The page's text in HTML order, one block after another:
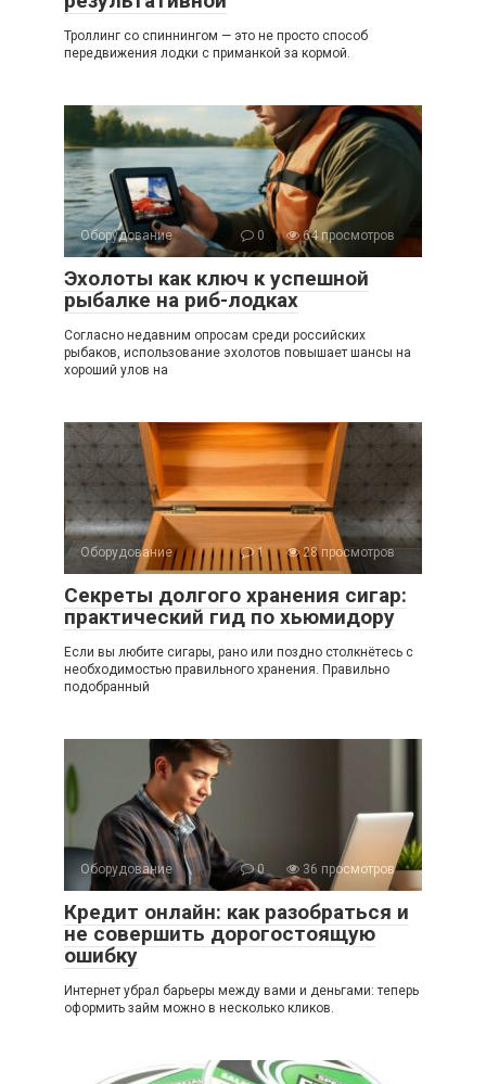
Троллинг со спиннингом — это не просто способ
передвижения лодки с приманкой за кормой.
Оборудование 0 64 просмотров
Эхолоты как ключ к успешной
рыбалке на риб-лодках
Согласно недавним опросам среди российских
рыбаков, использование эхолотов повышает шансы на
хороший улов на
Оборудование 1 28 просмотров
Секреты долгого хранения сигар:
практический гид по хьюмидору
Если вы любите сигары, рано или поздно столкнётесь с
необходимостью правильного хранения. Правильно
подобранный
Оборудование 0 36 просмотров
Кредит онлайн: как разобраться и
не совершить дорогостоящую
ошибку
Интернет убрал барьеры между вами и деньгами: теперь
оформить займ можно в несколько кликов.